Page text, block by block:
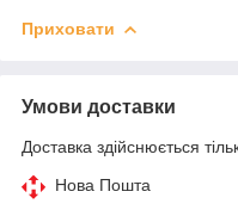
Приховати
Умови доставки
Доставка здійснюється
Нова Пошта